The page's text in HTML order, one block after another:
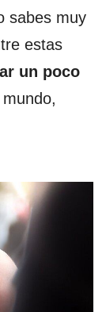
sabes muy
estas
un poco